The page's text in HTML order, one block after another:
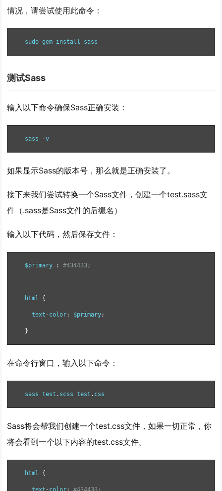
情况，请尝试使用此命令：
sudo gem install sass
测试Sass
输入以下命令确保Sass正确安装：
sass -v
如果显示Sass的版本号，那么就是正确安装了。
接下来我们尝试转换一个Sass文件，创建一个test.sass文
件（.sass是Sass文件的后缀名）
输入以下代码，然后保存文件：
$primary : #434433;
html {
  text
-color: $primary;
}
在命令行窗口，输入以下命令：
sass test . scss test . css
Sass将会帮我们创建一个test.css文件，如果一切正常，你
将会看到一个以下内容的test.css文件。
html {
  text
-color: #434433;